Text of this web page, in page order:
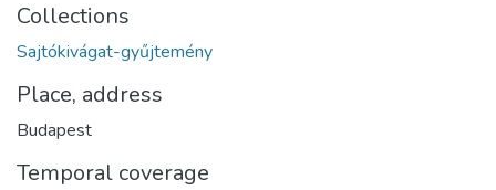
Collections
Sajtókivágat-gyűjtemény
Place, address
Budapest
Temporal coverage